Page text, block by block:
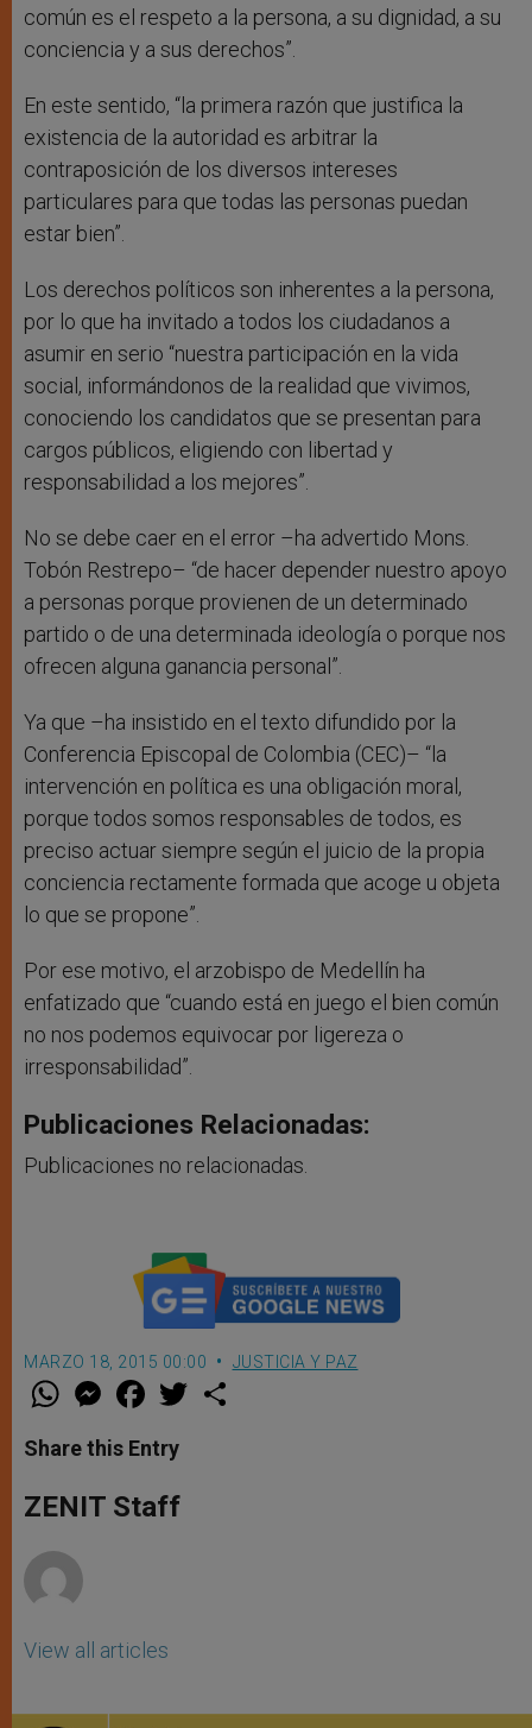
común es el respeto a la persona, a su dignidad, a su
conciencia y a sus derechos”.
En este sentido, “la primera razón que justifica la
existencia de la autoridad es arbitrar la
contraposición de los diversos intereses
particulares para que todas las personas puedan
estar bien”.
Los derechos políticos son inherentes a la persona,
por lo que ha invitado a todos los ciudadanos a
asumir en serio “nuestra participación en la vida
social, informándonos de la realidad que vivimos,
conociendo los candidatos que se presentan para
cargos públicos, eligiendo con libertad y
responsabilidad a los mejores”.
No se debe caer en el error –ha advertido Mons.
Tobón Restrepo– “de hacer depender nuestro apoyo
a personas porque provienen de un determinado
partido o de una determinada ideología o porque nos
ofrecen alguna ganancia personal”.
Ya que –ha insistido en el texto difundido por la
Conferencia Episcopal de Colombia (CEC)– “la
intervención en política es una obligación moral,
porque todos somos responsables de todos, es
preciso actuar siempre según el juicio de la propia
conciencia rectamente formada que acoge u objeta
lo que se propone”.
Por ese motivo, el arzobispo de Medellín ha
enfatizado que “cuando está en juego el bien común
no nos podemos equivocar por ligereza o
irresponsabilidad”.
Publicaciones Relacionadas:
Publicaciones no relacionadas.
MARZO 18, 2015 00:00 JUSTICIA Y PAZ
W
t
s
p
p
M
e
s
e
g
e
F
a
e
b
o
k
w
Share this Entry
ZENIT Staff
View all articles